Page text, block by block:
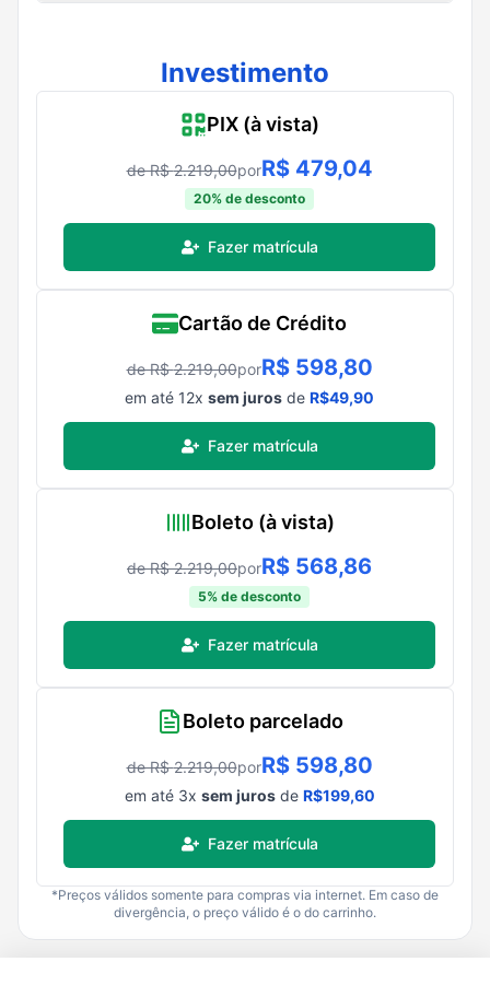
Investimento
PIX (à vista)
de R$2.219,00porR$ 479,04
20% de desconto
Fazer matrícula
Cartão de Crédito
de R$2.219,00porR$ 598,80
em até 12x sem juros de R$49,90
Fazer matrícula
Boleto (à vista)
de R$2.219,00porR$ 568,86
5% de desconto
Fazer matrícula
Boleto parcelado
de R$2.219,00porR$ 598,80
em até 3x sem jurosde R$199,60
Fazer matrícula
*Preços válidos somente para compras via internet. Em caso de
divergência, o preço válido é o do carrinho.